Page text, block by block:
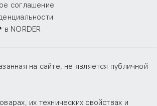
соглашение
NORDER
на сайте, не является публичной
их технических свойствах и